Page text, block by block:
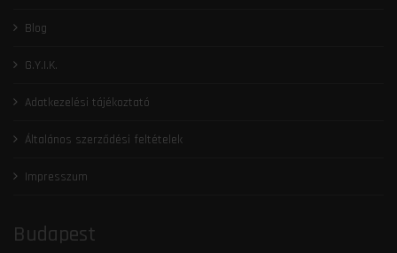
Blog
G.Y.I.K.
Adatkezelési tájékoztató
Általános szerződési feltételek
Impresszum
Budapest